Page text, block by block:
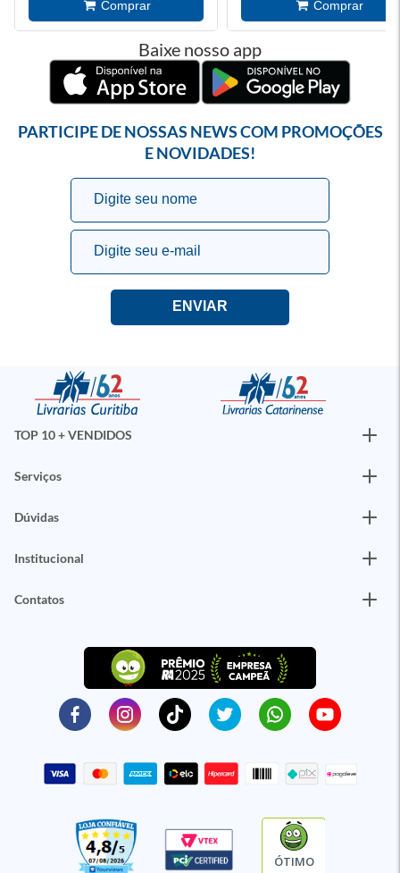
Baixe nosso app
PARTICIPE DE NOSSAS NEWS COM PROMOÇÕES
E NOVIDADES!
TOP 10 + VENDIDOS
Serviços
Dúvidas
Institucional
Contatos
ÓTIMO